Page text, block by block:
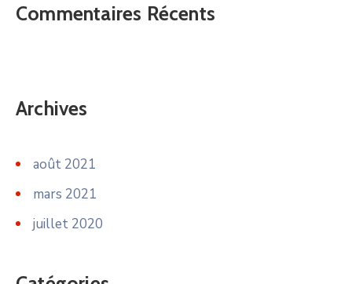
Commentaires Récents
Archives
août 2021
mars 2021
juillet 2020